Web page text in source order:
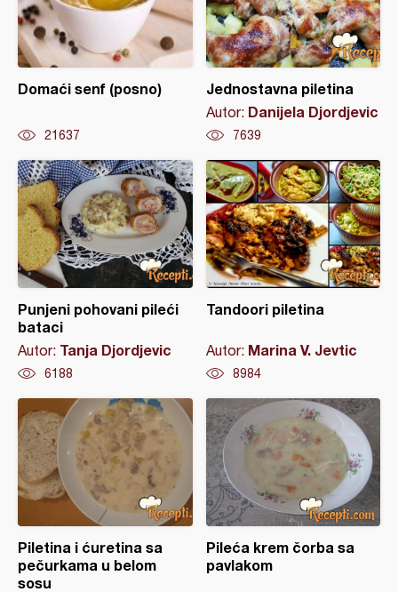
Domaći senf (posno)
21637
Jednostavna piletina
Autor: Danijela Djordjevic
7639
Punjeni pohovani pileći
bataci
Autor: Tanja Djordjevic
6188
Tandoori piletina
Autor: Marina V. Jevtic
8984
Piletina i ćuretina sa
pečurkama u belom
sosu
Pileća krem čorba sa
pavlakom